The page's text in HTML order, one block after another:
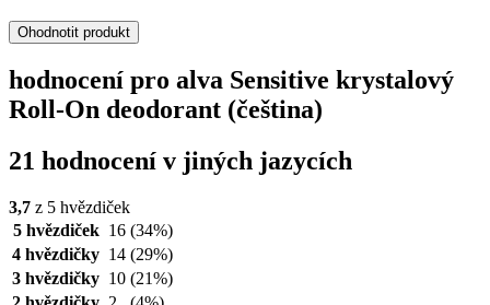
Ohodnotit produkt
hodnocení pro alva Sensitive krystalový
Roll-On deodorant (čeština)
21 hodnocení v jiných jazycích
3,7 z 5 hvězdiček
5 hvězdiček 16 (34%)
4 hvězdičky 14 (29%)
3 hvězdičky 10 (21%)